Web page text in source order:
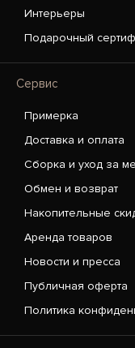
Интерьеры
Подарочный
Сервис
Примерка
Доставка и оплата
Сборка и уход за
Обмен и возврат
Накопительные
Аренда товаров
Новости и пресса
Публичная оферта
Политика